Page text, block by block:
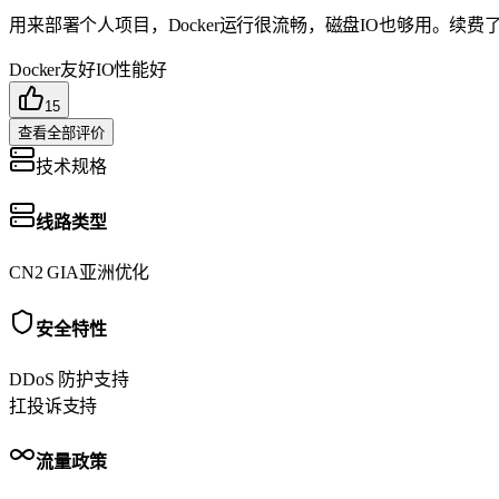
用来部署个人项目，Docker运行很流畅，磁盘IO也够用。续费
Docker友好IO性能好
15
查看全部评价
技术规格
线路类型
CN2 GIA亚洲优化
安全特性
DDoS 防护支持
扛投诉支持
流量政策